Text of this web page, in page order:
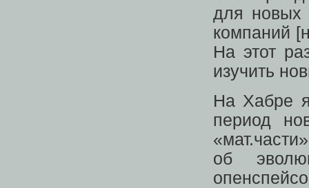
для новых
компаний
На этот
изучить
На Хабре
период
об